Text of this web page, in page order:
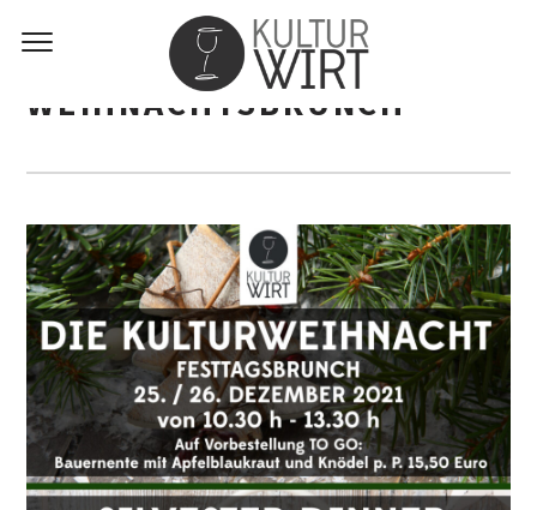
WEIHNACHTSBRUNCH